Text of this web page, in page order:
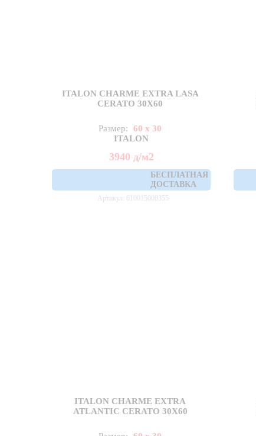
ITALON CHARME EXTRA LASA
CERATO 30X60
Размер:
60 x 30
ITALON
3940д/м2
БЕСПЛАТНАЯ
ДОСТАВКА
Артикул: 610015000355
ITALON CHARME EXTRA
ATLANTIC CERATO 30X60